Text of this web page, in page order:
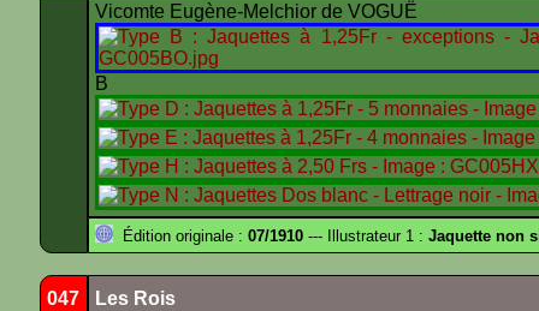
Vicomte Eugène-Melchior de VOGUË
B
Édition originale : 07/1910 --- Illustrateur 1 : Jaquette non
047 Les Rois